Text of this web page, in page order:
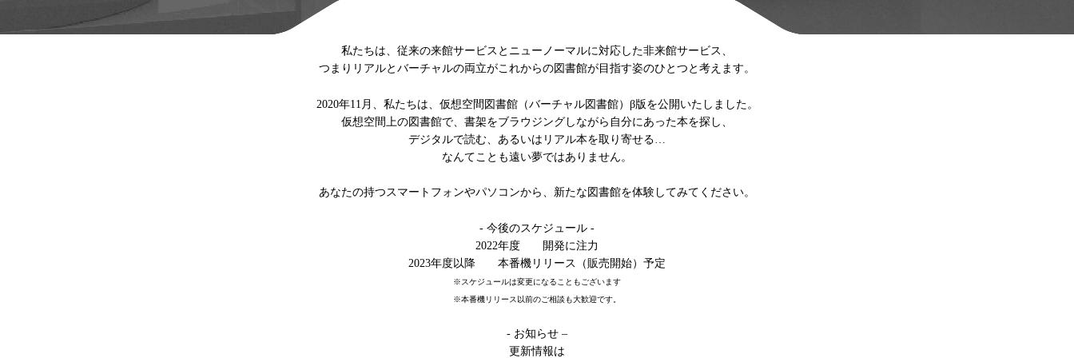
私たちは、従来の来館サービスとニューノーマルに対応した非来館サービス、
つまりリアルとバーチャルの両立がこれからの図書館が目指す姿のひとつと考えます。
2020年11月、私たちは、仮想空間図書館（バーチャル図書館）β版を公開いたしました。
仮想空間上の図書館で、書架をブラウジングしながら自分にあった本を探し、
デジタルで読む、あるいはリアル本を取り寄せる…
なんてことも遠い夢ではありません。
あなたの持つスマートフォンやパソコンから、新たな図書館を体験してみてください。
- 今後のスケジュール -
2022年度 開発に注力
2023年度以降 本番機リリース（販売開始）予定
※スケジュールは変更になることもございます
※本番機リリース以前のご相談も大歓迎です。
- お知らせ –
更新情報は